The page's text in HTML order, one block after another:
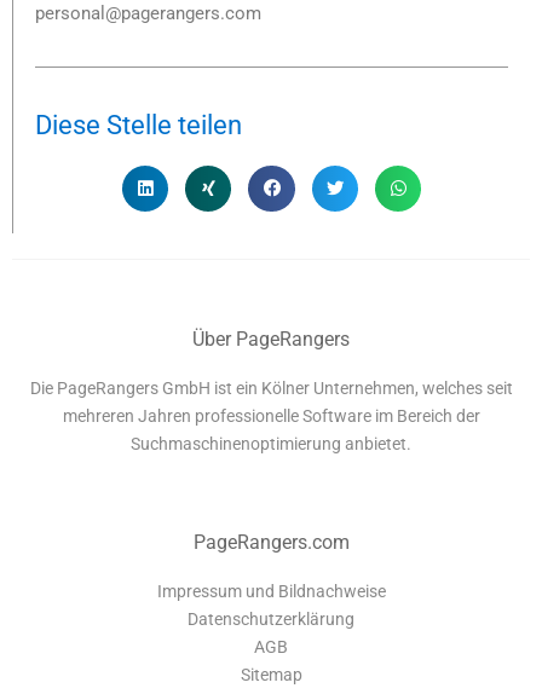
personal@pagerangers.com
Diese Stelle teilen
Über PageRangers
Die PageRangers GmbH ist ein Kölner Unternehmen, welches seit
mehreren Jahren professionelle Software im Bereich der
Suchmaschinenoptimierung anbietet.
PageRangers.com
Impressum und Bildnachweise
Datenschutzerklärung
AGB
Sitemap